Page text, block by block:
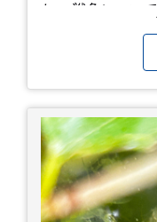
た。 戦争についての情報は胸の痛む内容もありま
て本当に良かったです！ そして美
さん。 写真は地
土産たち。 お好
ね！ 広島また